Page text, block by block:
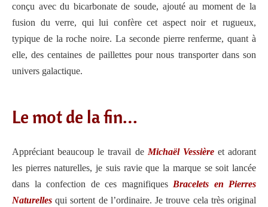
conçu avec du bicarbonate de soude, ajouté au moment de la
fusion du verre, qui lui confère cet aspect noir et rugueux,
typique de la roche noire. La seconde pierre renferme, quant à
elle, des centaines de paillettes pour nous transporter dans son
univers galactique.
Le mot de la fin…
Appréciant beaucoup le travail de Michaël Vessièreet adorant
les pierres naturelles, je suis ravie que la marque se soit lancée
dans la confection de ces magnifiques Bracelets en Pierres
Naturelles qui sortent de l’ordinaire. Je trouve cela très original